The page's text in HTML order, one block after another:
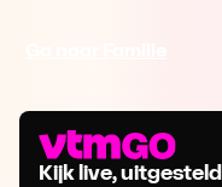
Kijk live,